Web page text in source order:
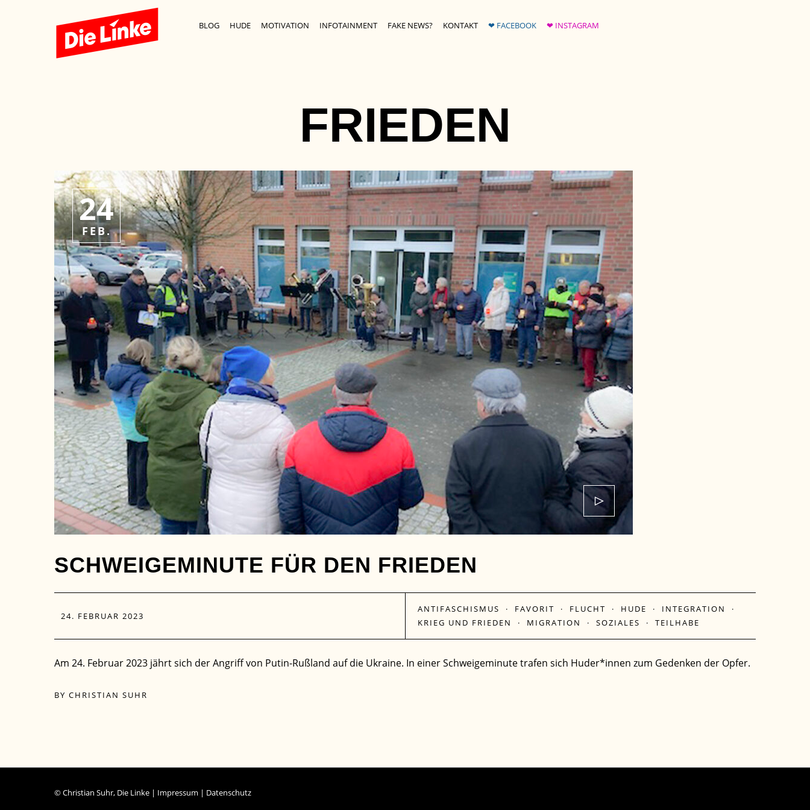
BLOG HUDE MOTIVATION INFOTAINMENT FAKE NEWS? KONTAKT ❤ FACEBOOK ❤ INSTAGRAM
FRIEDEN
24
FEB.
SCHWEIGEMINUTE FÜR DEN FRIEDEN
24. FEBRUAR 2023
ANTIFASCHISMUS · FAVORIT · FLUCHT · HUDE · INTEGRATION
·
KRIEG UND FRIEDEN
· MIGRATION · SOZIALES · TEILHABE
Am 24. Februar 2023 jährt sich der Angriff von Putin-Rußland auf die Ukraine. In einer Schweigeminute trafen sich Huder*innen zum Gedenken der Opfer.
BY CHRISTIAN SUHR
© Christian Suhr, Die Linke | Impressum | Datenschutz